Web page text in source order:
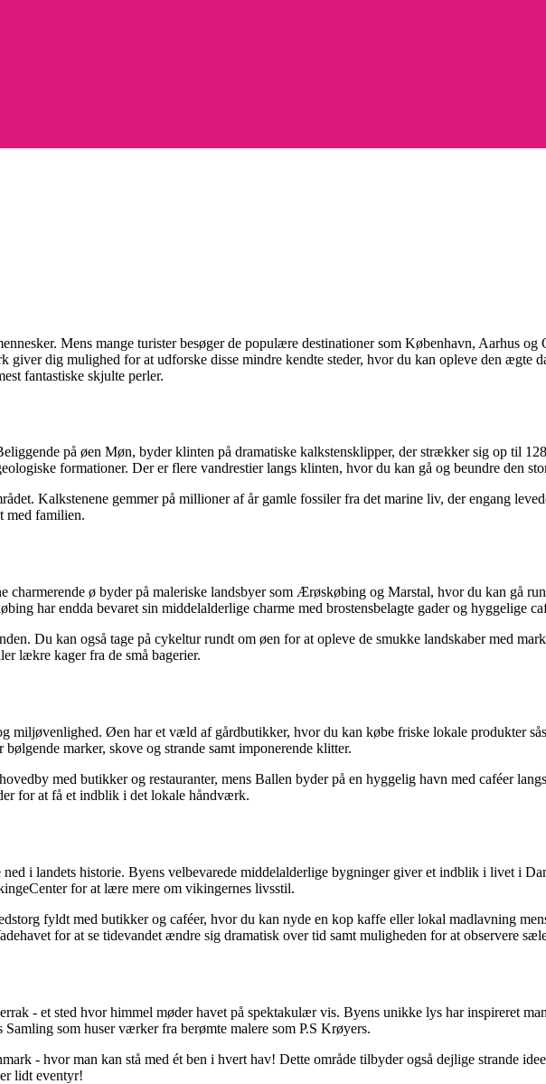
Mens mange turister besøger de populære destinationer som København, Aarhus og
dig mulighed for at udforske disse mindre kendte steder, hvor du kan opleve den ægte
fantastiske skjulte perler.
på øen Møn, byder klinten på dramatiske kalkstensklipper, der strækker sig op til
formationer. Der er flere vandrestier langs klinten, hvor du kan gå og beundre den
Kalkstenene gemmer på millioner af år gamle fossiler fra det marine liv, der engang
med familien.
ø byder på maleriske landsbyer som Ærøskøbing og Marstal, hvor du kan gå
har endda bevaret sin middelalderlige charme med brostensbelagte gader og hyggelige
Du kan også tage på cykeltur rundt om øen for at opleve de smukke landskaber med
lækre kager fra de små bagerier.
miljøvenlighed. Øen har et væld af gårdbutikker, hvor du kan købe friske lokale produkter
marker, skove og strande samt imponerende klitter.
med butikker og restauranter, mens Ballen byder på en hyggelig havn med caféer
for at få et indblik i det lokale håndværk.
i landets historie. Byens velbevarede middelalderlige bygninger giver et indblik i livet i
for at lære mere om vikingernes livsstil.
fyldt med butikker og caféer, hvor du kan nyde en kop kaffe eller lokal madlavning
for at se tidevandet ændre sig dramatisk over tid samt muligheden for at observere
- et sted hvor himmel møder havet på spektakulær vis. Byens unikke lys har inspireret
som huser værker fra berømte malere som P.S Krøyers.
- hvor man kan stå med ét ben i hvert hav! Dette område tilbyder også dejlige strande
lidt eventyr!